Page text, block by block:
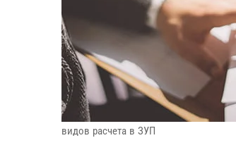
видов расчета в ЗУП